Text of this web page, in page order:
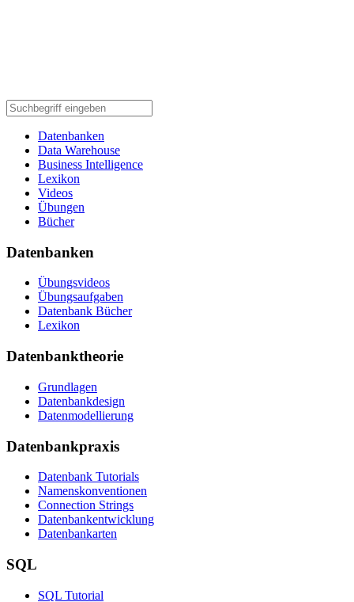
Datenbanken
Data Warehouse
Business Intelligence
Lexikon
Videos
Übungen
Bücher
Datenbanken
Übungsvideos
Übungsaufgaben
Datenbank Bücher
Lexikon
Datenbanktheorie
Grundlagen
Datenbankdesign
Datenmodellierung
Datenbankpraxis
Datenbank Tutorials
Namenskonventionen
Connection Strings
Datenbankentwicklung
Datenbankarten
SQL
SQL Tutorial